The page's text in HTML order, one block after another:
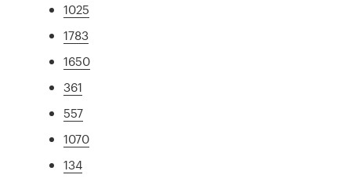
1025
1783
1650
361
557
1070
134